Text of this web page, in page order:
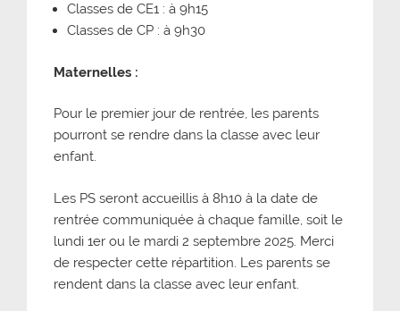
Classes de CE1 : à 9h15
Classes de CP : à 9h30
Maternelles :
Pour le premier jour de rentrée, les parents
pourront se rendre dans la classe avec leur
enfant.
Les PS seront accueillis à 8h10 à la date de
rentrée communiquée à chaque famille, soit le
lundi 1er ou le mardi 2 septembre 2025. Merci
de respecter cette répartition. Les parents se
rendent dans la classe avec leur enfant.